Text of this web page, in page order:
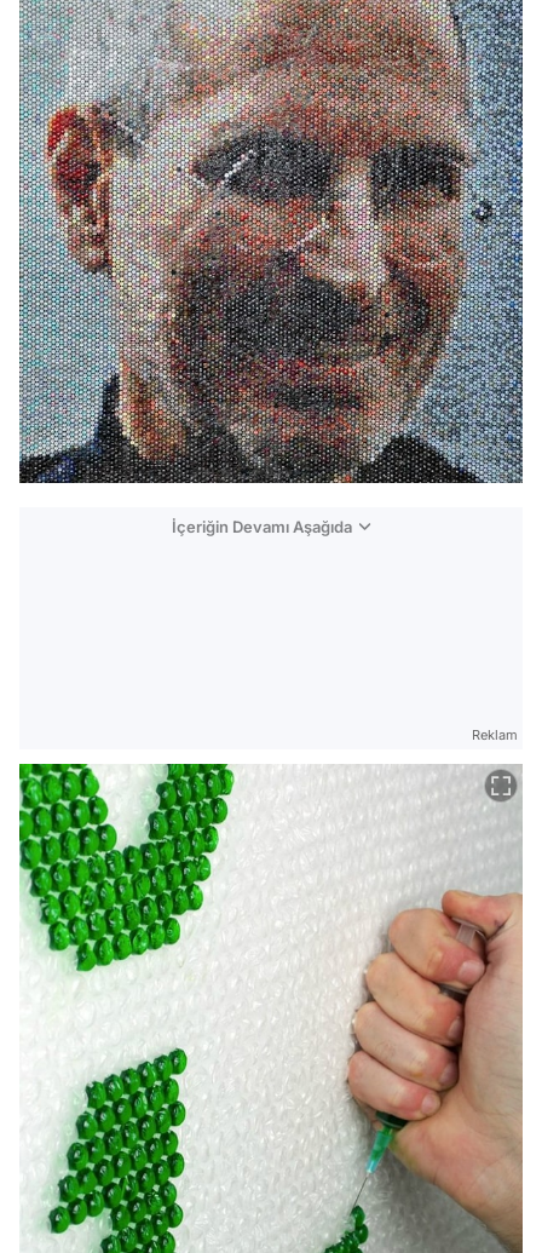
İçeriğin Devamı Aşağıda
Reklam